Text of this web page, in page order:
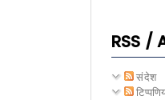
RSS /
संदेश